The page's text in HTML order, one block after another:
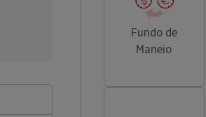
Fundo de
Maneio